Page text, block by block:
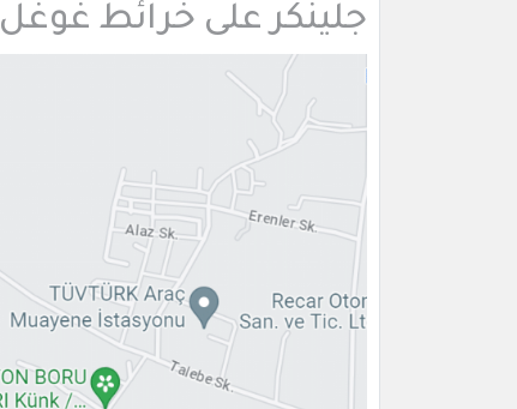
جلينكر على خرائط غوغل